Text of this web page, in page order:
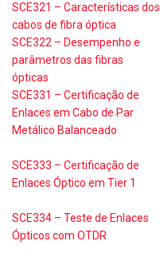
SCE321 – Características dos
cabos de fibra óptica
SCE322 – Desempenho e
parâmetros das fibras
ópticas
SCE331 – Certificação de
Enlaces em Cabo de Par
Metálico Balanceado
SCE333 – Certificação de
Enlaces Óptico em Tier 1
SCE334 – Teste de Enlaces
Ópticos com OTDR